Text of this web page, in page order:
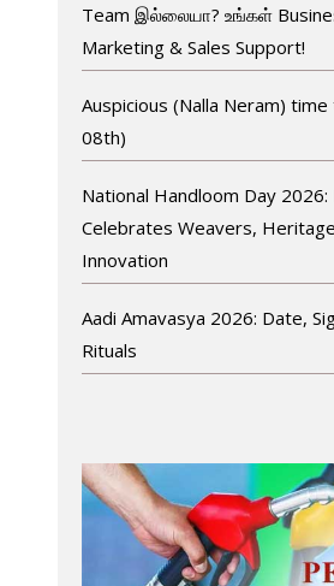
Team இல்லையா? உங்கள்
Marketing & Sales Support!
Auspicious (Nalla Neram)
08th)
National Handloom Day 2026:
Celebrates Weavers,
Innovation
Aadi Amavasya 2026: Date,
Rituals